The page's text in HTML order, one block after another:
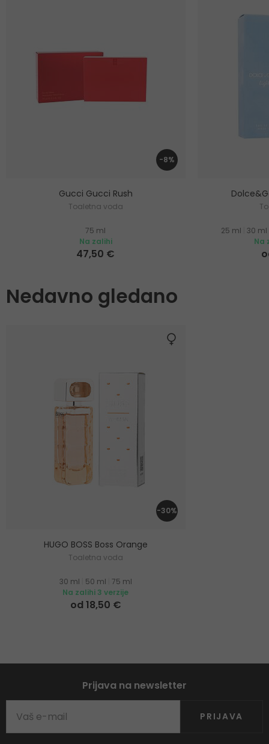
-8%
Gucci Gucci Rush
Toaletna voda
75 ml
Na zalihi
47,50 €
25 ml 30 ml
Na
Nedavno gledano
-30%
HUGO BOSS Boss Orange
Toaletna voda
30 ml 50 ml 75 ml
Na zalihi 3 verzije
od 18,50 €
Prijava na newsletter
PRIJAVA